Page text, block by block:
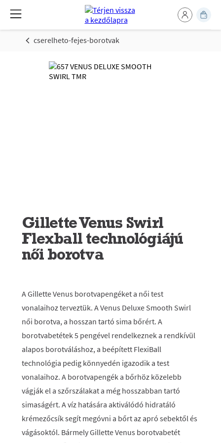
cserelheto-fejes-borotvak
Gillette Venus Swirl
Flexball technológiájú
női borotva
A Gillette Venus borotvapengéket a női test
vonalaihoz terveztük. A Venus Deluxe Smooth Swirl
női borotva, a hosszan tartó sima bőrért. A
borotvabetétek 5 pengével rendelkeznek a rendkívül
alapos borotváláshoz, a beépített FlexiBall
technológia pedig könnyedén igazodik a test
vonalaihoz. A borotvapengék a bőrhöz közelebb
vágják el a szőrszálakat a még hosszabban tartó
simaságért. A víz hatására aktiválódó hidratáló
krémezőcsík segít megóvni a bőrt az apró sebektől és
vágásoktól. Bármely Gillette Venus borotvabetét